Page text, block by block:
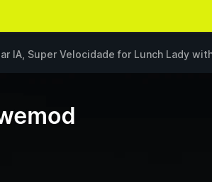
IA, Super Velocidade for Lunch Lady